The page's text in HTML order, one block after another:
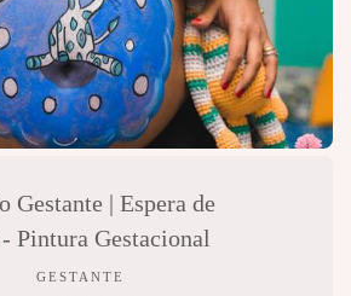
Gestante | Espera de
Pintura Gestacional
GESTANTE